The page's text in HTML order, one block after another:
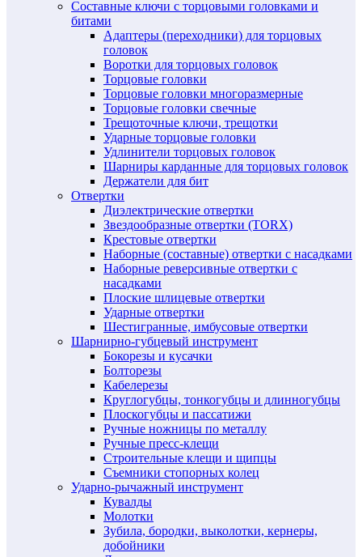
Составные ключи с торцовыми головками и
битами
Адаптеры (переходники) для торцовых
головок
Воротки для торцовых головок
Торцовые головки
Торцовые головки многоразмерные
Торцовые головки свечные
Трещоточные ключи, трещотки
Ударные торцовые головки
Удлинители торцовых головок
Шарниры карданные для торцовых головок
Держатели для бит
Отвертки
Диэлектрические отвертки
Звездообразные отвертки (TORX)
Крестовые отвертки
Наборные (составные) отвертки с насадками
Наборные реверсивные отвертки с
насадками
Плоские шлицевые отвертки
Ударные отвертки
Шестигранные, имбусовые отвертки
Шарнирно-губцевый инструмент
Бокорезы и кусачки
Болторезы
Кабелерезы
Круглогубцы, тонкогубцы и длинногубцы
Плоскогубцы и пассатижи
Ручные ножницы по металлу
Ручные пресс-клещи
Строительные клещи и щипцы
Съемники стопорных колец
Ударно-рычажный инструмент
Кувалды
Молотки
Зубила, бородки, выколотки, кернеры,
добойники